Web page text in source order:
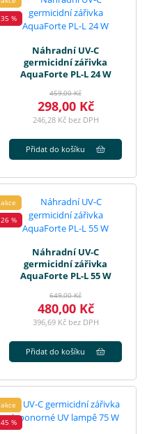
35 %
Náhradní UV-C
germicidní zářivka
AquaForte PL-L 24 W
459,00 Kč
298,00 Kč
246,28 Kč bez DPH
Přidat do košíku
akce
26 %
Náhradní UV-C
germicidní zářivka
AquaForte PL-L 55 W
649,00 Kč
480,00 Kč
396,69 Kč bez DPH
Přidat do košíku
akce
45 %